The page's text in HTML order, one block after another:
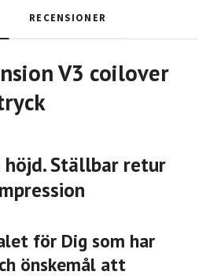
RECENSIONER
V3 coilover
Ställbar retur
för Dig som har
önskemål att